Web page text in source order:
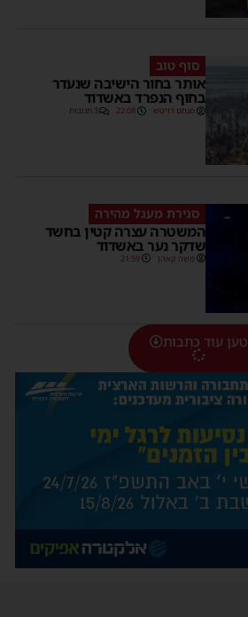
סוף טוב
אותר בחור הישיבה שנעדר
בחוף הנפרד באשדוד
מנחם דויטש 22:08 3 תגובות
סגירת מעגל מהירה
המשטרה עצרה קטין בחשד
שדקר נער באשדוד
משה קאהן 21:59
טען עוד כתבות